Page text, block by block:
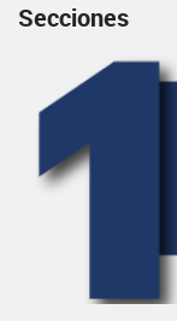
Secciones